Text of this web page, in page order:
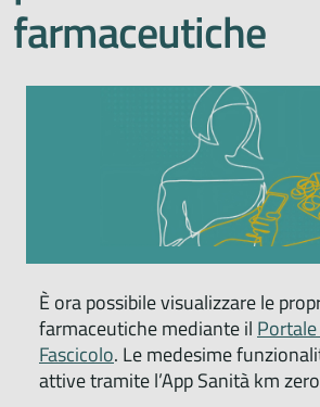
farmaceutiche
È ora possibile visualizzare le
farmaceutiche mediante il
Fascicolo. Le medesime
attive tramite l’App Sanità km